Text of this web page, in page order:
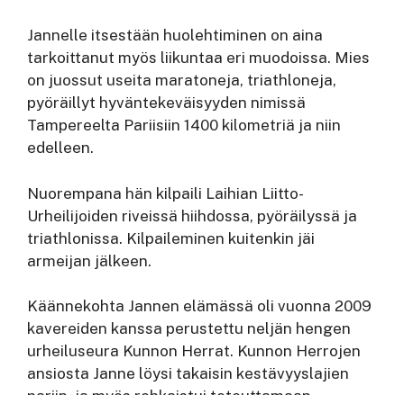
Jannelle itsestään huolehtiminen on aina
tarkoittanut myös liikuntaa eri muodoissa. Mies
on juossut useita maratoneja, triathloneja,
pyöräillyt hyväntekeväisyyden nimissä
Tampereelta Pariisiin 1400 kilometriä ja niin
edelleen.
Nuorempana hän kilpaili Laihian Liitto-
Urheilijoiden riveissä hiihdossa, pyöräilyssä ja
triathlonissa. Kilpaileminen kuitenkin jäi
armeijan jälkeen.
Käännekohta Jannen elämässä oli vuonna 2009
kavereiden kanssa perustettu neljän hengen
urheiluseura Kunnon Herrat. Kunnon Herrojen
ansiosta Janne löysi takaisin kestävyyslajien